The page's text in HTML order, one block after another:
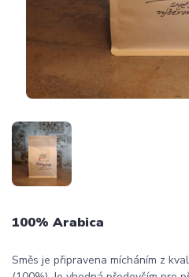
100% Arabica
Směs je připravena mícháním z